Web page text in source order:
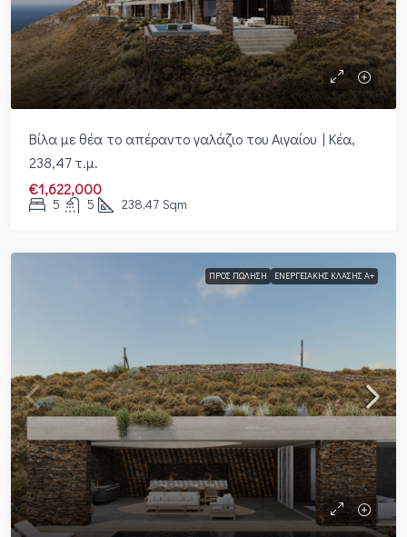
Βίλα με θέα το απέραντο γαλάζιο του Αιγαίου | Κέα,
238,47 τ.μ.
€1,622,000
5 5 238,47 Sqm
ΠΡΟΣ ΠΏΛΗΣΗ ΕΝΕΡΓΕΙΑΚΉΣ ΚΛΆΣΗΣ Α+